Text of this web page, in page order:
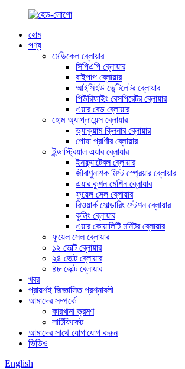
হোম
পণ্য
মেডিকেল ব্লোয়ার
সিপিএপি ব্লোয়ার
বাইপাপ ব্লোয়ার
আইসিইউ ভেন্টিলেটর ব্লোয়ার
পিউরিফাইং রেসপিরেটর ব্লোয়ার
এয়ার বেড ব্লোয়ার
হোম অ্যাপ্লায়েন্স ব্লোয়ার
ভ্যাকুয়াম ক্লিনার ব্লোয়ার
পোষা প্রাণীর ব্লোয়ার
ইন্ডাস্ট্রিয়াল এয়ার ব্লোয়ার
ইনফ্ল্যাটেবল ব্লোয়ার
জীবাণুনাশক মিস্ট স্প্রেয়ার ব্লোয়ার
এয়ার কুশন মেশিন ব্লোয়ার
ফুয়েল সেল ব্লোয়ার
রিওয়ার্ক সোল্ডারিং স্টেশন ব্লোয়ার
কুলিং ব্লোয়ার
এয়ার কোয়ালিটি মনিটর ব্লোয়ার
ফুয়েল সেল ব্লোয়ার
১২ ভোল্ট ব্লোয়ার
২৪ ভোল্ট ব্লোয়ার
৪৮ ভোল্ট ব্লোয়ার
খবর
প্রায়শই জিজ্ঞাসিত প্রশ্নাবলী
আমাদের সম্পর্কে
কারখানা ভ্রমণ
সার্টিফিকেট
আমাদের সাথে যোগাযোগ করুন
ভিডিও
English